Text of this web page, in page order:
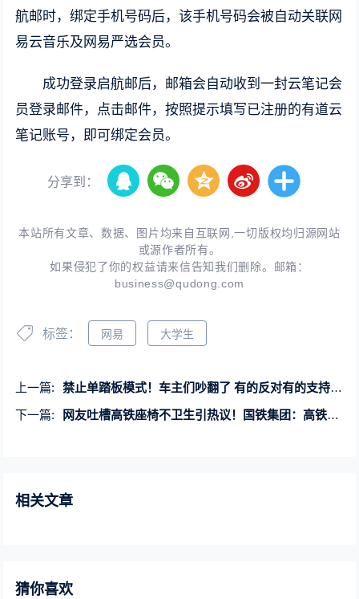
航邮时，绑定手机号码后，该手机号码会被自动关联网
易云音乐及网易严选会员。
成功登录启航邮后，邮箱会自动收到一封云笔记会
员登录邮件，点击邮件，按照提示填写已注册的有道云
笔记账号，即可绑定会员。
分享到：
本站所有文章、数据、图片均来自互联网,一切版权均归源网站
或源作者所有。
如果侵犯了你的权益请来信告知我们删除。邮箱：
business@qudong.com
标签： 网易 大学生
上一篇:
禁止单踏板模式！车主们吵翻了 有的反对有的支持：你怎么看
下一篇:
网友吐槽高铁座椅不卫生引热议！国铁集团：高铁椅套180天换洗一次
相关文章
猜你喜欢